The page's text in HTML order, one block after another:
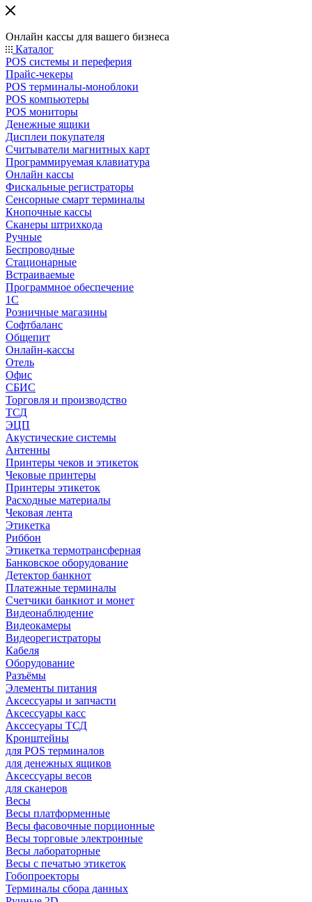
Онлайн кассы для вашего бизнеса
Каталог
POS системы и переферия
Прайс-чекеры
POS терминалы-моноблоки
POS компьютеры
POS мониторы
Денежные ящики
Дисплеи покупателя
Считыватели магнитных карт
Программируемая клавиатура
Онлайн кассы
Фискальные регистраторы
Сенсорные смарт терминалы
Кнопочные кассы
Сканеры штрихкода
Ручные
Беспроводные
Стационарные
Встраиваемые
Программное обеспечение
1С
Розничные магазины
Софтбаланс
Общепит
Онлайн-кассы
Отель
Офис
СБИС
Торговля и производство
ТСД
ЭЦП
Акустические системы
Антенны
Принтеры чеков и этикеток
Чековые принтеры
Принтеры этикеток
Расходные материалы
Чековая лента
Этикетка
Риббон
Этикетка термотрансферная
Банковское оборудование
Детектор банкнот
Платежные терминалы
Счетчики банкнот и монет
Видеонаблюдение
Видеокамеры
Видеорегистраторы
Кабеля
Оборудование
Разъёмы
Элементы питания
Аксессуары и запчасти
Аксессуары касс
Акссесуары ТСД
Кронштейны
для POS терминалов
для денежных ящиков
Аксессуары весов
для сканеров
Весы
Весы платформенные
Весы фасовочные порционные
Весы торговые электронные
Весы лабораторные
Весы с печатью этикеток
Гобопроекторы
Терминалы сбора данных